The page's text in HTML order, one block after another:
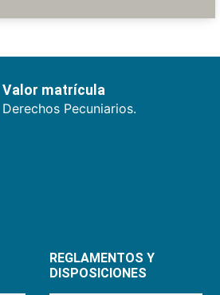
Valor matrícula
Derechos Pecuniarios.
REGLAMENTOS Y
DISPOSICIONES